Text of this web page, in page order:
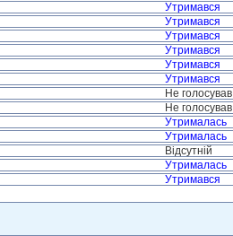
Утримався
Утримався
Утримався
Утримався
Утримався
Утримався
Не голосував
Не голосував
Утрималась
Утрималась
Відсутній
Утрималась
Утримався